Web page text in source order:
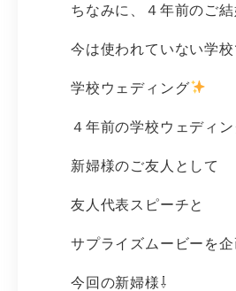
ちなみに、４年前のご結
今は使われていない学
学校ウェディング
４年前の学校ウェディ
新婦様のご友人として
友人代表スピーチと
サプライズムービーを
今回の新婦様⇩